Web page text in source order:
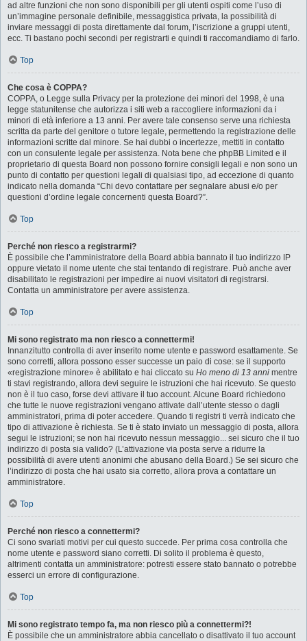
ad altre funzioni che non sono disponibili per gli utenti ospiti come l’uso di
un’immagine personale definibile, messaggistica privata, la possibilità di
inviare messaggi di posta direttamente dal forum, l’iscrizione a gruppi utenti,
ecc. Ti bastano pochi secondi per registrarti e quindi ti raccomandiamo di farlo.
Top
Che cosa è COPPA?
COPPA, o Legge sulla Privacy per la protezione dei minori del 1998, è una
legge statunitense che autorizza i siti web a raccogliere informazioni da i
minori di età inferiore a 13 anni. Per avere tale consenso serve una richiesta
scritta da parte del genitore o tutore legale, permettendo la registrazione delle
informazioni scritte dal minore. Se hai dubbi o incertezze, mettiti in contatto
con un consulente legale per assistenza. Nota bene che phpBB Limited e il
proprietario di questa Board non possono fornire consigli legali e non sono un
punto di contatto per questioni legali di qualsiasi tipo, ad eccezione di quanto
indicato nella domanda “Chi devo contattare per segnalare abusi e/o per
questioni d’ordine legale concernenti questa Board?”.
Top
Perché non riesco a registrarmi?
È possibile che l’amministratore della Board abbia bannato il tuo indirizzo IP
oppure vietato il nome utente che stai tentando di registrare. Può anche aver
disabilitato le registrazioni per impedire ai nuovi visitatori di registrarsi.
Contatta un amministratore per avere assistenza.
Top
Mi sono registrato ma non riesco a connettermi!
Innanzitutto controlla di aver inserito nome utente e password esattamente. Se
sono corretti, allora possono esser successe un paio di cose: se il supporto
«registrazione minore» è abilitato e hai cliccato su Ho meno di 13 anni mentre
ti stavi registrando, allora devi seguire le istruzioni che hai ricevuto. Se questo
non è il tuo caso, forse devi attivare il tuo account. Alcune Board richiedono
che tutte le nuove registrazioni vengano attivate dall’utente stesso o dagli
amministratori, prima di poter accedere. Quando ti registri ti verrà indicato che
tipo di attivazione è richiesta. Se ti è stato inviato un messaggio di posta, allora
segui le istruzioni; se non hai ricevuto nessun messaggio... sei sicuro che il tuo
indirizzo di posta sia valido? (L’attivazione via posta serve a ridurre la
possibilità di avere utenti anonimi che abusano della Board.) Se sei sicuro che
l’indirizzo di posta che hai usato sia corretto, allora prova a contattare un
amministratore.
Top
Perché non riesco a connettermi?
Ci sono svariati motivi per cui questo succede. Per prima cosa controlla che
nome utente e password siano corretti. Di solito il problema è questo,
altrimenti contatta un amministratore: potresti essere stato bannato o potrebbe
esserci un errore di configurazione.
Top
Mi sono registrato tempo fa, ma non riesco più a connettermi?!
È possibile che un amministratore abbia cancellato o disattivato il tuo account